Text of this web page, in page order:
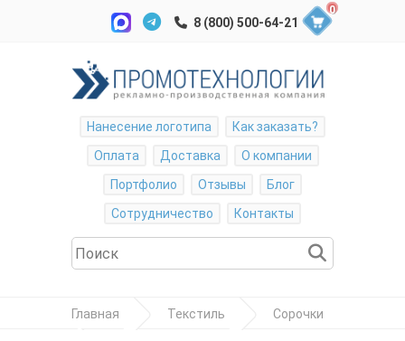
0
Нанесение логотипа
Как заказать?
Оплата
Доставка
О компании
Портфолио
Отзывы
Блог
Сотрудничество
Контакты
Главная Текстиль Сорочки